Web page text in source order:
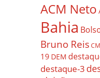
ACM Neto
Bahia
Bruno Reis
19 DEM
destaque-3